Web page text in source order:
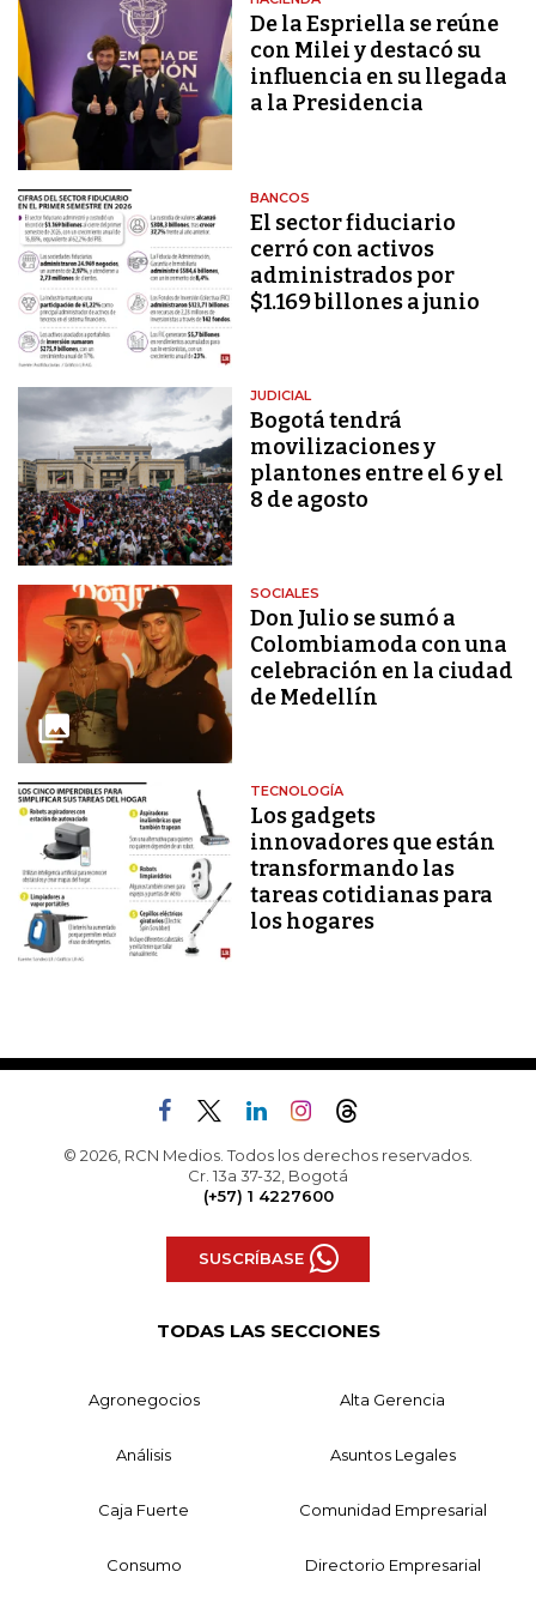
De la Espriella se reúne
con Milei y destacó su
influencia en su llegada
a la Presidencia
BANCOS
El sector fiduciario
cerró con activos
administrados por
$1.169 billones a junio
JUDICIAL
Bogotá tendrá
movilizaciones y
plantones entre el 6 y el
8 de agosto
SOCIALES
Don Julio se sumó a
Colombiamoda con una
celebración en la ciudad
de Medellín
TECNOLOGÍA
Los gadgets
innovadores que están
transformando las
tareas cotidianas para
los hogares
© 2026, RCN Medios. Todos los derechos reservados.
Cr. 13a 37-32, Bogotá
(+57) 1 4227600
SUSCRÍBASE
TODAS LAS SECCIONES
Agronegocios Alta Gerencia
Análisis Asuntos Legales
Caja Fuerte Comunidad Empresarial
Consumo Directorio Empresarial